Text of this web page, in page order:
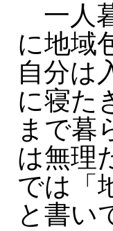
一人
に地域
自分は
に寝た
まで暮
は無理
では「
と書い